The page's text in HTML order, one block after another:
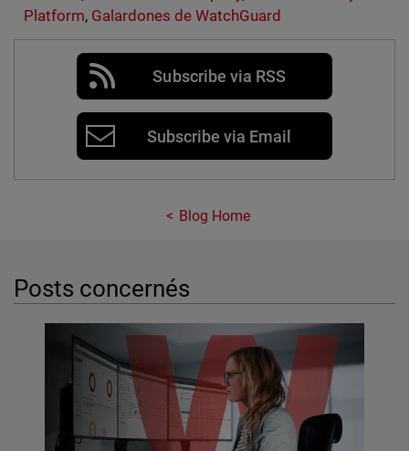
Platform, Galardones de WatchGuard
Subscribe via RSS
Subscribe via Email
Blog Home
Posts concernés